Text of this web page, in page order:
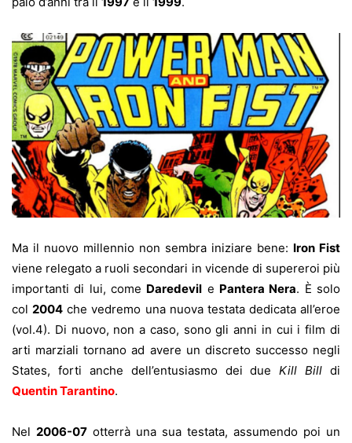
Ma il nuovo millennio non sembra iniziare bene: Iron Fist
viene relegato a ruoli secondari in vicende di supereroi più
importanti di lui, come Daredevil e Pantera Nera. È solo
col2004 che vedremo una nuova testata dedicata all’eroe
(vol.4). Di nuovo, non a caso, sono gli anni in cui i film di
arti marziali tornano ad avere un discreto successo negli
States, forti anche dell’entusiasmo dei dueKill Bill di
Quentin Tarantino.
Nel 2006-07 otterrà una sua testata, assumendo poi un